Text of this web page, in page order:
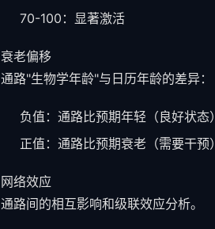
70-100：显著激活
衰老偏移
通路"生物学年龄"与日历年龄的差异：
负值：通路比预期年轻（良好状态）
正值：通路比预期衰老（需要干预）
网络效应
通路间的相互影响和级联效应分析。